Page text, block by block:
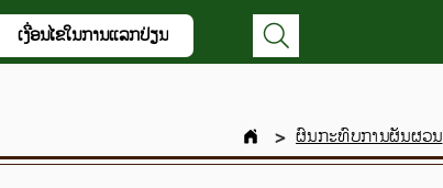
ເງື່ອນໄຂໃນການແລກປ່ຽນ
> ຜົນກະທົບການຜັນຜວນ